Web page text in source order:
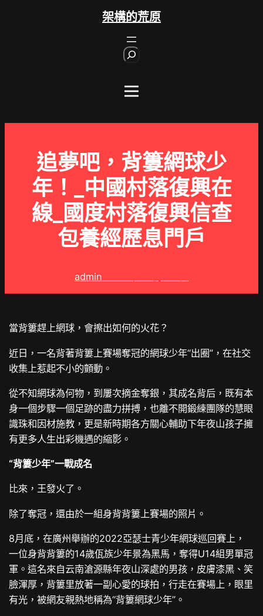
架構的荒原
追夢吧，背簍網球少
年！_中國村落復興在
線_國度村落復興信查
包養經歷息門戶
admin
當背簍趕上網球，會擦出如何的火花？
近日，一名背著背簍上賽場奪冠的網球少年“出圈”，在社交
收集上惹起不小的顫動。
從不知網球為何物，到屢次摘金奪銀，其成名背后，既有本
身一個步驟一個足跡的盡力拼搏，也離不開鍛練團隊的慧眼
識珠和因材施教，更是新時期各方關心輔助下年夜山孩子擁
有更多人生出彩機遇的縮影。
“背簍少年”一戰成名
比來，王發火了。
除了奪冠，還由於一組身背背簍上賽場的照片。
8月底，在廣州舉辦的2022亞瑟士青少年網球巡回賽上，
一位身背背簍的14歲佤族少年景為黑馬，奪得U14組男單冠
軍。這名來自云南滄源縣年夜山深處的男孩，皮膚漆黑、笑
臉渾厚，背簍里放著一副心愛的球拍，行走在賽場上，眼里
有光，被網友親熱地稱為“背簍網球少年”。